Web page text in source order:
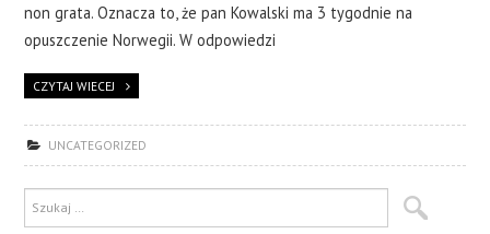
non grata. Oznacza to, że pan Kowalski ma 3 tygodnie na
opuszczenie Norwegii. W odpowiedzi
CZYTAJ WIECEJ
UNCATEGORIZED